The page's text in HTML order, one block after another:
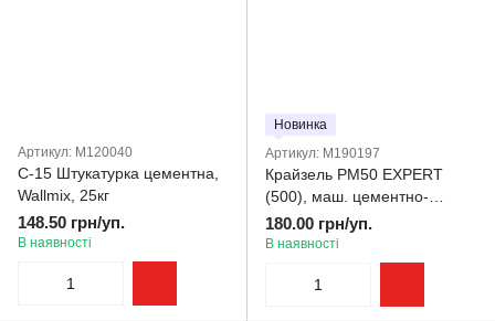
Артикул: M120040
С-15 Штукатурка цементна,
Wallmix, 25кг
148.50 грн/уп.
В наявності
Новинка
Артикул: M190197
Крайзель РМ50 EXPERT
(500), маш. цементно-
вапняна штукатурка (25 кг)
180.00 грн/уп.
В наявності